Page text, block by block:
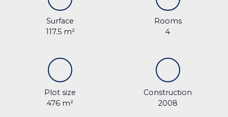
Surface
117.5 m²
Rooms
4
Plot size
476 m²
Construction
2008